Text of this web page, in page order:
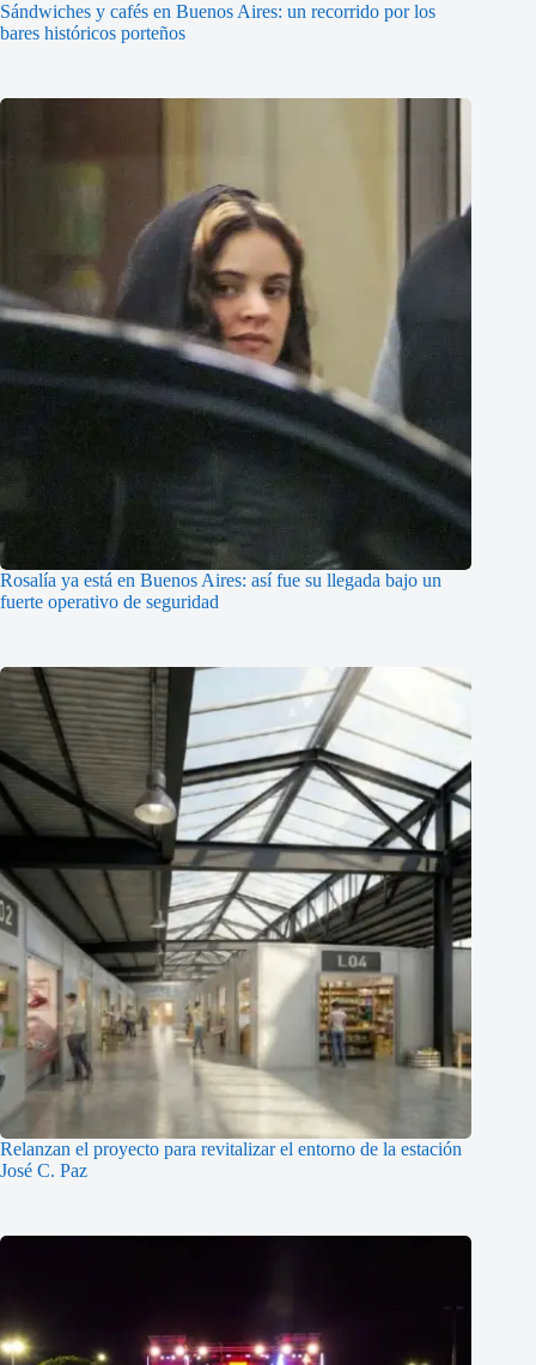
Sándwiches y cafés en Buenos Aires: un recorrido por los
bares históricos porteños
Rosalía ya está en Buenos Aires: así fue su llegada bajo un
fuerte operativo de seguridad
Relanzan el proyecto para revitalizar el entorno de la estación
José C. Paz